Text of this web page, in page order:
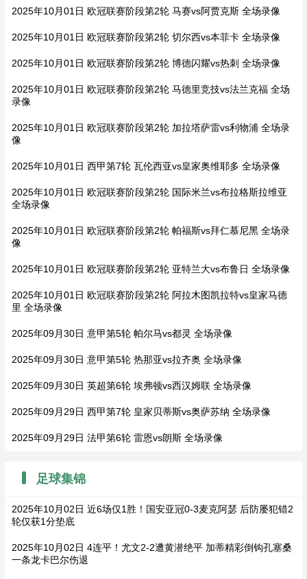
2025年10月01日 欧冠联赛阶段第2轮 马赛vs阿贾克斯 全场录像
2025年10月01日 欧冠联赛阶段第2轮 切尔西vs本菲卡 全场录像
2025年10月01日 欧冠联赛阶段第2轮 博德闪耀vs热刺 全场录像
2025年10月01日 欧冠联赛阶段第2轮 马德里竞技vs法兰克福 全场
录像
2025年10月01日 欧冠联赛阶段第2轮 加拉塔萨雷vs利物浦 全场录
像
2025年10月01日 西甲第7轮 瓦伦西亚vs皇家奥维耶多 全场录像
2025年10月01日 欧冠联赛阶段第2轮 国际米兰vs布拉格斯拉维亚
全场录像
2025年10月01日 欧冠联赛阶段第2轮 帕福斯vs拜仁慕尼黑 全场录
像
2025年10月01日 欧冠联赛阶段第2轮 亚特兰大vs布鲁日 全场录像
2025年10月01日 欧冠联赛阶段第2轮 阿拉木图凯拉特vs皇家马德
里 全场录像
2025年09月30日 意甲第5轮 帕尔马vs都灵 全场录像
2025年09月30日 意甲第5轮 热那亚vs拉齐奥 全场录像
2025年09月30日 英超第6轮 埃弗顿vs西汉姆联 全场录像
2025年09月29日 西甲第7轮 皇家贝蒂斯vs奥萨苏纳 全场录像
2025年09月29日 法甲第6轮 雷恩vs朗斯 全场录像
足球集锦
2025年10月02日 近6场仅1胜！国安亚冠0-3麦克阿瑟 后防屡犯错2
轮仅获1分垫底
2025年10月02日 4连平！尤文2-2遭黄潜绝平 加蒂精彩倒钩孔塞桑
一条龙卡巴尔伤退